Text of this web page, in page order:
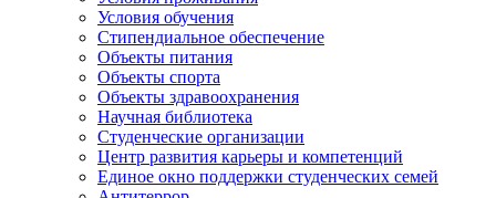
Условия обучения
Стипендиальное обеспечение
Объекты питания
Объекты спорта
Объекты здравоохранения
Научная библиотека
Студенческие организации
Центр развития карьеры и компетенций
Единое окно поддержки студенческих семей